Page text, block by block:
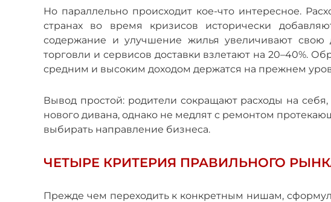
Но параллельно происходит кое-что интересное.
странах во время кризисов исторически
содержание и улучшение жилья увеличивают
торговли и сервисов доставки взлетают на 20–40%.
средним и высоким доходом держатся на прежнем
Вывод простой: родители сокращают расходы на
нового дивана, однако не медлят с ремонтом
выбирать направление бизнеса.
ЧЕТЫРЕ КРИТЕРИЯ ПРАВИЛЬНОГО
Прежде чем переходить к конкретным нишам,